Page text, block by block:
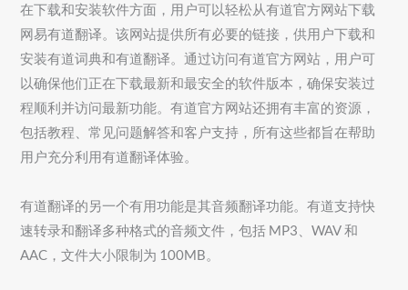
在下载和安装软件方面，用户可以轻松从有道官方网站下载
网易有道翻译。该网站提供所有必要的链接，供用户下载和
安装有道词典和有道翻译。通过访问有道官方网站，用户可
以确保他们正在下载最新和最安全的软件版本，确保安装过
程顺利并访问最新功能。有道官方网站还拥有丰富的资源，
包括教程、常见问题解答和客户支持，所有这些都旨在帮助
用户充分利用有道翻译体验。
有道翻译的另一个有用功能是其音频翻译功能。有道支持快
速转录和翻译多种格式的音频文件，包括 MP3、WAV 和
AAC，文件大小限制为 100MB。